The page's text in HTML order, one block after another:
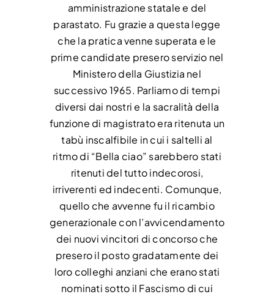
amministrazione statale e del
parastato. Fu grazie a questa legge
che la pratica venne superata e le
prime candidate presero servizio nel
Ministero della Giustizia nel
successivo 1965. Parliamo di tempi
diversi dai nostri e la sacralità della
funzione di magistrato era ritenuta un
tabù inscalfibile in cui i saltelli al
ritmo di “Bella ciao” sarebbero stati
ritenuti del tutto indecorosi,
irriverenti ed indecenti. Comunque,
quello che avvenne fu il ricambio
generazionale con l’avvicendamento
dei nuovi vincitori di concorso che
presero il posto gradatamente dei
loro colleghi anziani che erano stati
nominati sotto il Fascismo di cui